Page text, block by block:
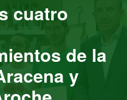
cuatro
de la
y